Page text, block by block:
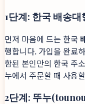
1단계: 한국 배송
먼저 마음에 드는 한국
행합니다. 가입을 완료
함된 본인만의 한국 주
누에서 주문할 때 사용
2단계: 뚜누